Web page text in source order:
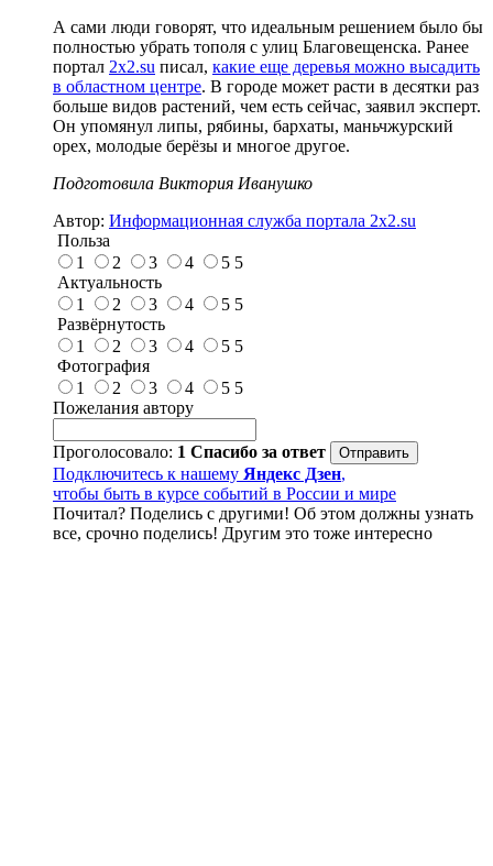
А сами люди говорят, что идеальным решением было бы
полностью убрать тополя с улиц Благовещенска. Ранее
портал 2х2.su писал, какие еще деревья можно высадить
в областном центре. В городе может расти в десятки раз
больше видов растений, чем есть сейчас, заявил эксперт.
Он упомянул липы, рябины, бархаты, маньчжурский
орех, молодые берёзы и многое другое.
Подготовила Виктория Иванушко
Автор: Информационная служба портала 2x2.su
Польза
1
2 3 4 5 5
Актуальность
1
2 3 4 5 5
Развёрнутость
1
2 3 4 5 5
Фотография
1
2 3 4 5 5
Пожелания автору
Проголосовало: 1 Спасибо за ответ
Подключитесь к нашему Яндекс Дзен,
чтобы быть в курсе событий в России и мире
Почитал? Поделись с другими! Об этом должны узнать
все, срочно поделись! Другим это тоже интересно